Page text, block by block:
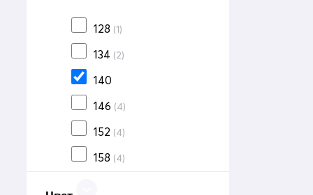
128 (1)
134 (2)
140
146 (4)
152 (4)
158 (4)